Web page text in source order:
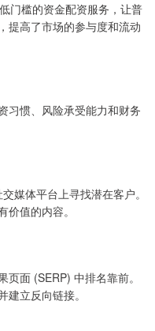
门槛的资金配资服务，让普
提高了市场的参与度和流动
习惯、风险承受能力和财务
媒体平台上寻找潜在客户。
值的内容。
面 (SERP) 中排名靠前。
立反向链接。